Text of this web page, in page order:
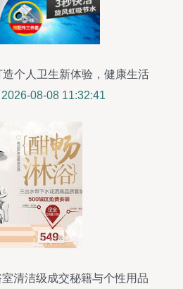
个人卫生新体验，健康生活
从细节开始08-08 11:32:41
室清洁级成交秘籍与个性用品